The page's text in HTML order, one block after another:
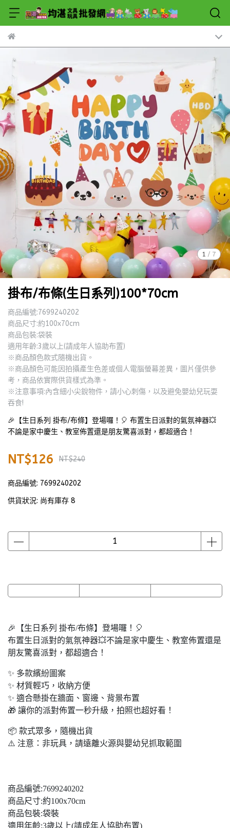
1 / 7
掛布/布條(生日系列)100*70cm
商品編號:7699240202
商品尺寸:約100x70cm
商品包裝:袋裝
適用年齡:3歲以上(請成年人協助布置)
※商品顏色款式隨機出貨。
※商品顏色可能因拍攝產生色差或個人電腦螢幕差異，圖片僅供參
考，商品依實際供貨樣式為準。
※注意事項:內含細小尖銳物件，請小心刺傷，以及避免嬰幼兒玩耍
吞食!
🎉【生日系列 掛布/布條】登場囉！🎈 布置生日派對的氣氛神器💥
不論是家中慶生、教室佈置還是朋友驚喜派對，都超適合！
NT$126 NT$240
商品編號: 7699240202
供貨狀況: 尚有庫存 8
🎉【生日系列 掛布/布條】登場囉！🎈
布置生日派對的氣氛神器💥不論是家中慶生、教室佈置還是
朋友驚喜派對，都超適合！
✨ 多款繽紛圖案
✨ 材質輕巧，收納方便
✨ 適合懸掛在牆面、窗邊、背景布置
🎁 讓你的派對佈置一秒升級，拍照也超好看！
📦 款式眾多，隨機出貨
⚠️ 注意：非玩具，請遠離火源與嬰幼兒抓取範圍
商品編號:7699240202
商品尺寸:約100x70cm
商品包裝:袋裝
適用年齡:3歲以上(請成年人協助布置)